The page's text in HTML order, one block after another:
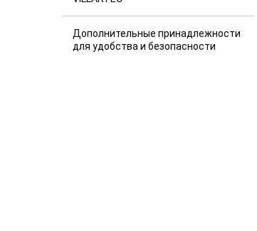
Дополнительные принадлежности
для удобства и безопасности